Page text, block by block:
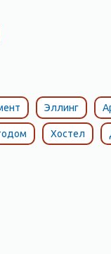
Эллинг
Хостел